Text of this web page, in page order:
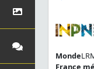
Monde
France